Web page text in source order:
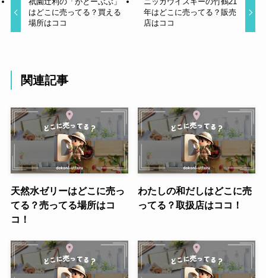
はどこに売ってる？買える
場所はココ
年はどこに売ってる？販売
店はココ
関連記事
天然水ゼリーはどこに売っ
てる？売ってる場所はコ
コ！
わたしの和だしはどこに売
ってる？取扱店はココ！